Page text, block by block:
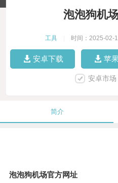
泡泡狗机
工具 时间：2025-02-
安卓下载 苹
安卓市
简介
泡泡狗机场官方网址